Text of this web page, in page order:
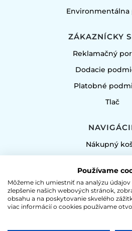
ZÁKAZNÍCKY
Reklamačný
Dodacie
Platobné
Tlač
Nákupný
PREDAJ ALKOHOLICKÝCH
Používame
Môžeme ich umiestniť na analýzu
zlepšenie našich webových stránok,
obsahu a na poskytovanie skvelého
viac informácií o cookies používame